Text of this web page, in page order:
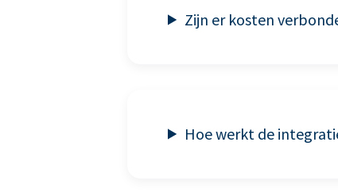
Zijn er kosten
Hoe werkt de